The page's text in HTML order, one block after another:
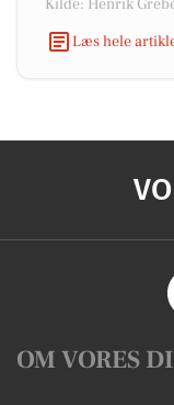
Kilde: Henrik
Læs hele
OM VORES